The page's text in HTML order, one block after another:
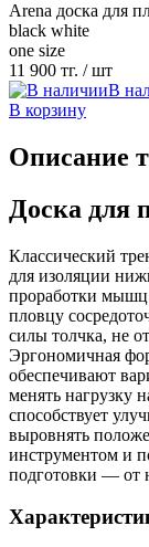
Arena доска для
black white
one size
11 900 тг. / шт
В
В корзину
Описание
Доска для
Классический
для изоляции
проработки мышц
пловцу
силы толчка, не
Эргономичная
обеспечивают
менять нагрузку
способствует
выровнять
инструментом и
подготовки — от